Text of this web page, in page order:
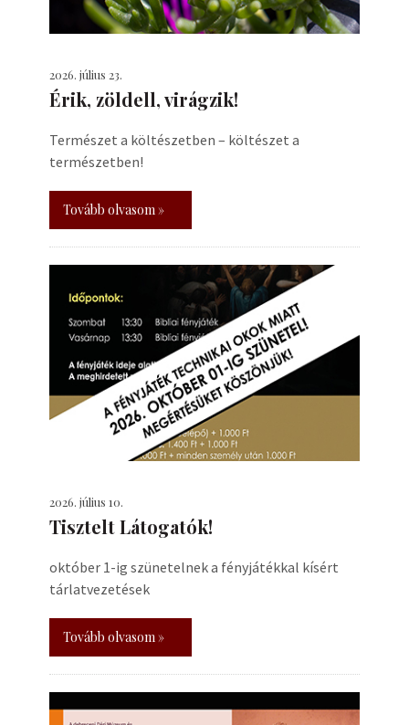
2026. július 23.
Érik, zöldell, virágzik!
Természet a költészetben – költészet a
természetben!
Tovább olvasom »
2026. július 10.
Tisztelt Látogatók!
október 1-ig szünetelnek a fényjátékkal kísért
tárlatvezetések
Tovább olvasom »